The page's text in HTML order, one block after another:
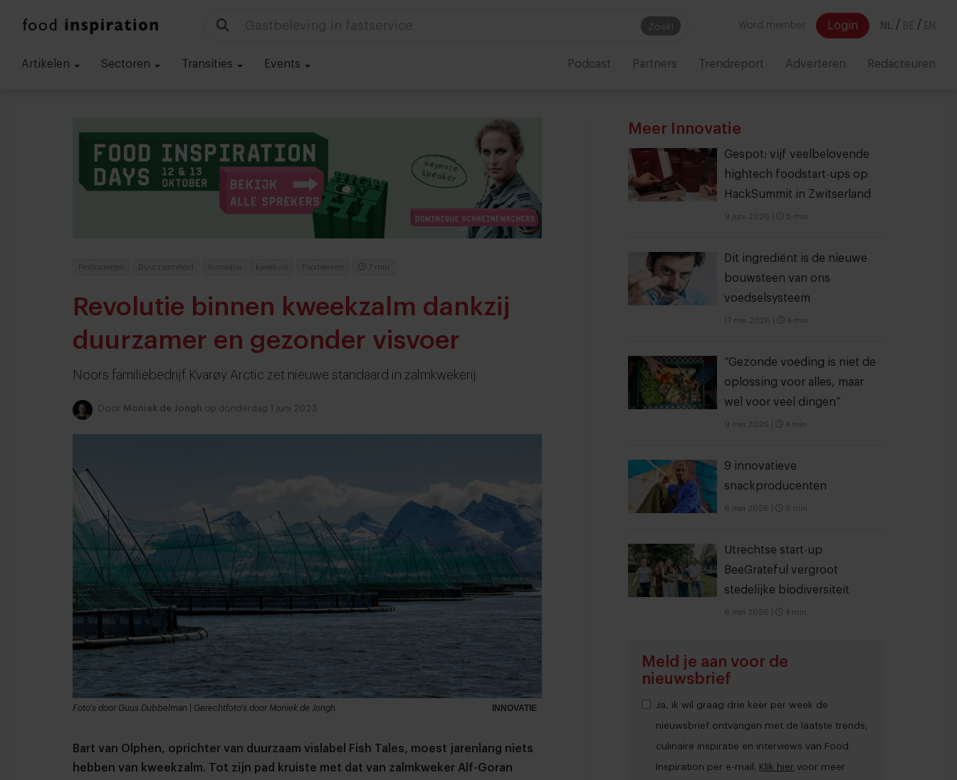
Zoek!
Technologie in foodservice Word member Login NL / BE / EN
Artikelen Sectoren Transities Events Podcast Partners Trendreport Adverteren Redacteuren
Producenten Duurzaamheid Innovatie kweekvis Foodservice 7 min
Revolutie binnen kweekzalm dankzij
duurzamer en gezonder visvoer
Noors familiebedrijf Kvarøy Arctic zet nieuwe standaard in zalmkwekerij
Door Moniek de Jongh op donderdag 1 juni 2023
INNOVATIE
Foto's door Guus Dubbelman | Gerechtfoto's door Moniek de Jongh
Bart van Olphen, oprichter van duurzaam vislabel Fish Tales, moest jarenlang niets
hebben van kweekzalm. Tot zijn pad kruiste met dat van zalmkweker Alf-Goran
Meer Innovatie
Gespot: vijf veelbelovende
hightech foodstart-ups op
HackSummit in Zwitserland
9 juni 2026 5 min
Dit ingrediënt is de nieuwe
bouwsteen van ons
voedselsysteem
17 mei 2026 4 min
“Gezonde voeding is niet de
oplossing voor alles, maar
wel voor veel dingen”
9 mei 2026 4 min
9 innovatieve
snackproducenten
6 mei 2026 3 min
Utrechtse start-up
BeeGrateful vergroot
stedelijke biodiversiteit
6 mei 2026 4 min
Meld je aan voor de
nieuwsbrief
Ja, ik wil graag drie keer per week de
nieuwsbrief ontvangen met de laatste trends,
culinaire inspiratie en interviews van Food
Inspiration per e-mail. Klik hier voor meer